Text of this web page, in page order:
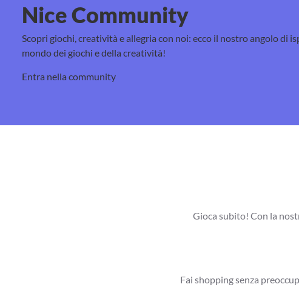
Nice Community
Scopri giochi, creatività e allegria con noi: ecco il nostro angolo di
mondo dei giochi e della creatività!
Entra nella community
Gioca subito! Con la
Fai shopping senza